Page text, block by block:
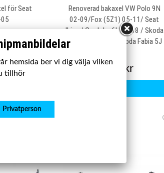
för Seat
Renoverad bakaxel VW Polo 9N
02-09/Fox (5Z1) 05-11/ Seat
Ibiza / Cordoba 6L 02-08 / Skoda
Fabia 6Y 99-07 / Skoda Fabia 5J
2 700 kr
hemsida ber vi dig välja vilken
tillhör
Privatperson